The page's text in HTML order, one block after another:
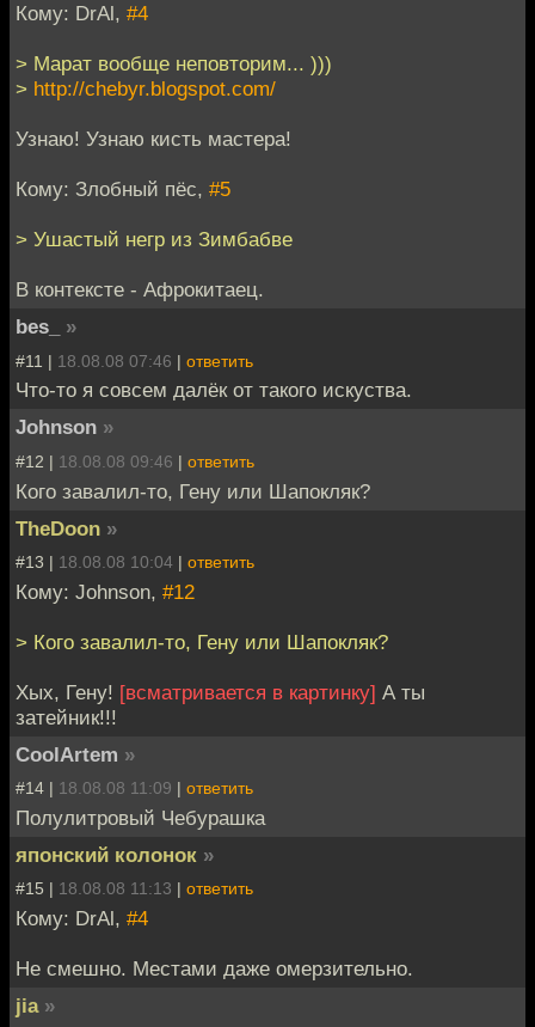
Кому: DrAl, #4
> Марат вообще неповторим... )))
> http://chebyr.blogspot.com/
Узнаю! Узнаю кисть мастера!
Кому: Злобный пёс, #5
> Ушастый негр из Зимбабве
В контексте - Афрокитаец.
bes_
»
#11 | 18.08.08 07:46 | ответить
Что-то я совсем далёк от такого искуства.
Johnson »
#12 | 18.08.08 09:46 | ответить
Кого завалил-то, Гену или Шапокляк?
TheDoon »
#13 | 18.08.08 10:04 | ответить
Кому: Johnson, #12
> Кого завалил-то, Гену или Шапокляк?
Хых, Гену! [всматривается в картинку] А ты
затейник!!!
CoolArtem »
#14 | 18.08.08 11:09 | ответить
Полулитровый Чебурашка
японский колонок »
#15 | 18.08.08 11:13 | ответить
Кому: DrAl, #4
Не смешно. Местами даже омерзительно.
jia »